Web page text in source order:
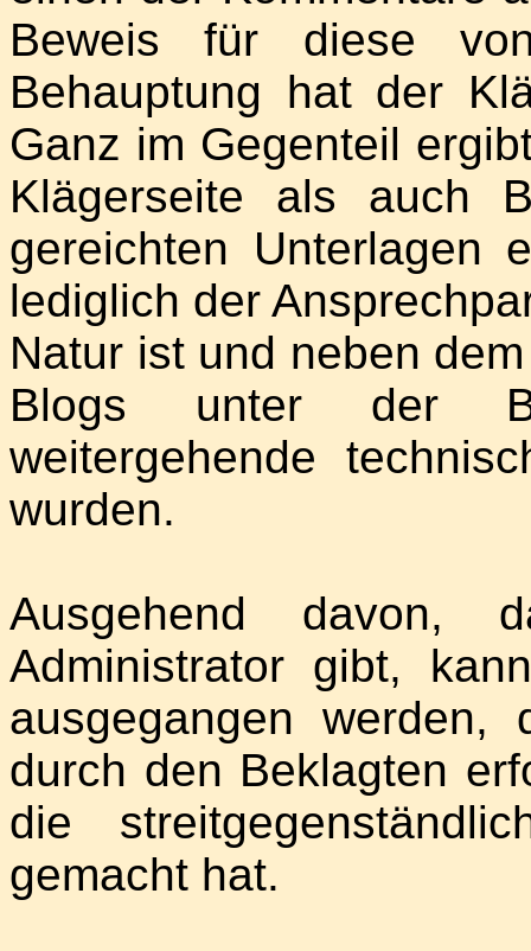
Beweis für diese
Behauptung hat der
Ganz im Gegenteil
Klägerseite als auch
gereichten Unterlagen
lediglich der
Natur ist und neben
Blogs unter der
weitergehende
wurden.
Ausgehend
Administrator gibt,
ausgegangen werden,
durch den Beklagten
die
gemacht hat.